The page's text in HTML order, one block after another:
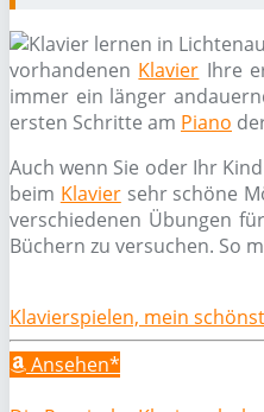
vorhandenen Klavier Ihre
immer ein länger
ersten Schritte am Piano
Auch wenn Sie oder Ihr
beim Klaviersehr schöne
verschiedenen Übungen
Büchern zu versuchen. So
Klavierspielen, mein
Ansehen*